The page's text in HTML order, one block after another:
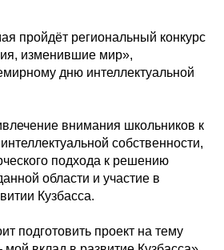
пройдёт региональный конкурс
изменившие мир»,
дню интеллектуальной
внимания школьников к
собственности,
подхода к решению
области и участие в
Кузбасса.
подготовить проект на тему